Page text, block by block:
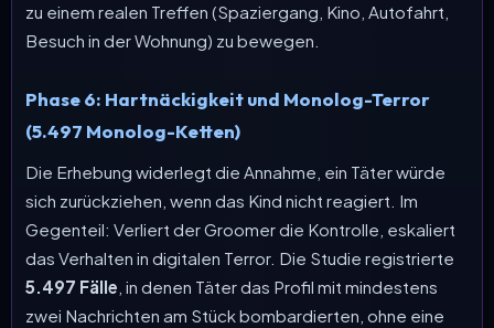
zu einem realen Treffen (Spaziergang, Kino, Autofahrt,
Besuch in der Wohnung) zu bewegen.
Phase 6: Hartnäckigkeit und Monolog-Terror
(5.497 Monolog-Ketten)
Die Erhebung widerlegt die Annahme, ein Täter würde
sich zurückziehen, wenn das Kind nicht reagiert. Im
Gegenteil: Verliert der Groomer die Kontrolle, eskaliert
das Verhalten in digitalen Terror. Die Studie registrierte
5.497 Fälle , in denen Täter das Profil mit mindestens
zwei Nachrichten am Stück bombardierten, ohne eine